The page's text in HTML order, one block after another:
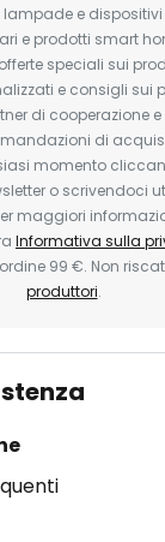
e dispositivi
e prodotti smart
speciali sui
e consigli sui
di cooperazione
di
momento
o scrivendoci
maggiori
Informativa sulla
99 €. Non
produttori.